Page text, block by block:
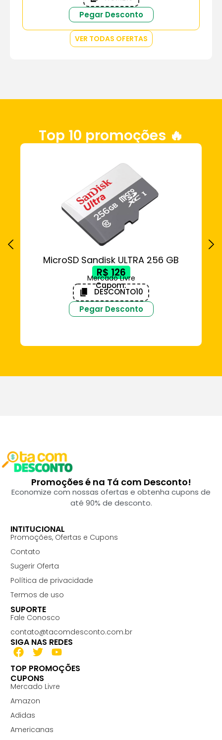
Pegar Desconto
VER TODAS OFERTAS
Top 10 promoções 🔥
MicroSD Sandisk ULTRA 256 GB
R$ 126
Mercado Livre
Cupom:
DESCONTO10
Pegar Desconto
Promoções é na Tá com Desconto!
Economize com nossas ofertas e obtenha cupons de
até 90% de desconto.
INTITUCIONAL
Promoções, Ofertas e Cupons
Contato
Sugerir Oferta
Política de privacidade
Termos de uso
SUPORTE
Fale Conosco
contato@tacomdesconto.com.br
SIGA NAS REDES
TOP PROMOÇÕES
CUPONS
Mercado Livre
Amazon
Adidas
Americanas